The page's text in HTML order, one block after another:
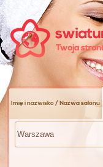
Imię i nazwisko / Nazwa salonu